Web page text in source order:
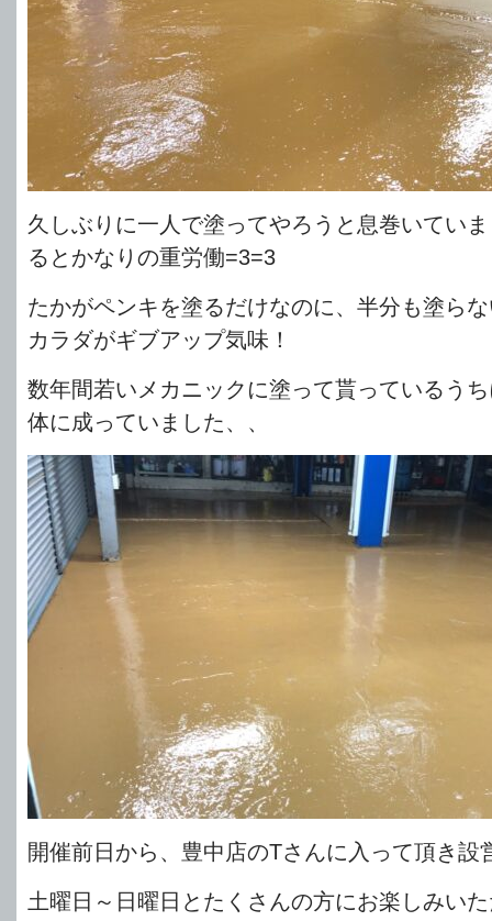
久しぶりに一人で塗ってやろうと息巻いてい
るとかなりの重労働=3=3
たかがペンキを塗るだけなのに、半分も塗ら
カラダがギブアップ気味！
数年間若いメカニックに塗って貰っているう
体に成っていました、、
開催前日から、豊中店のTさんに入って頂き設
土曜日～日曜日とたくさんの方にお楽しみい